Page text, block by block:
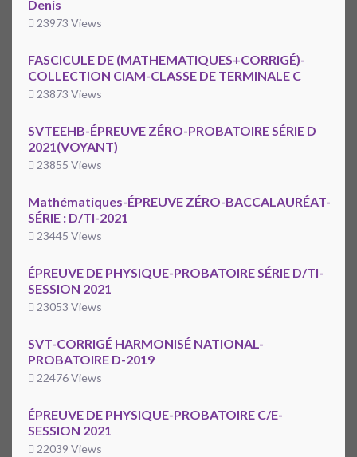
Denis
23973 Views
FASCICULE DE (MATHEMATIQUES+CORRIGÉ)-
COLLECTION CIAM-CLASSE DE TERMINALE C
23873 Views
SVTEEHB-ÉPREUVE ZÉRO-PROBATOIRE SÉRIE D
2021(VOYANT)
23855 Views
Mathématiques-ÉPREUVE ZÉRO-BACCALAURÉAT-
SÉRIE : D/TI-2021
23445 Views
ÉPREUVE DE PHYSIQUE-PROBATOIRE SÉRIE D/TI-
SESSION 2021
23053 Views
SVT-CORRIGÉ HARMONISÉ NATIONAL-
PROBATOIRE D-2019
22476 Views
ÉPREUVE DE PHYSIQUE-PROBATOIRE C/E-
SESSION 2021
22039 Views